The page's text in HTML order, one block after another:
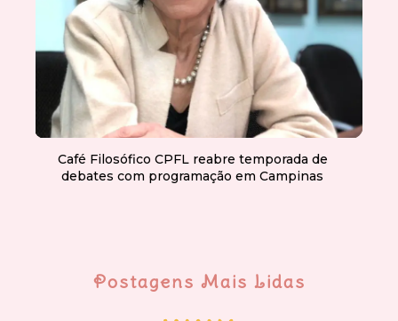
Café Filosófico CPFL reabre temporada de
debates com programação em Campinas
Postagens Mais Lidas